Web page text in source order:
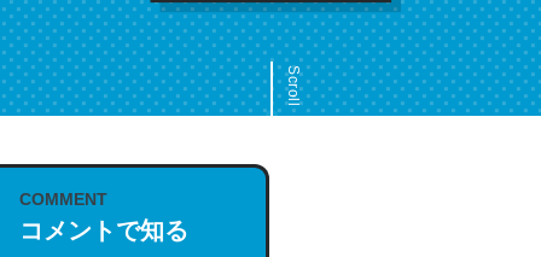
Scroll
COMMENT
コメントで知る
これは名文。彼はとてもクレバーなんだろうなと凄く思
う。英語少しでも読める人は原文もお勧め。自分はこの流